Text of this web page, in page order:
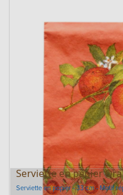
Serviette en papier
Serviette en papier - 33 cm - Motif